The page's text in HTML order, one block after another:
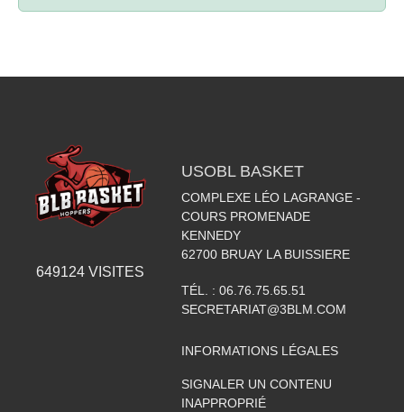
649124 VISITES
USOBL BASKET
COMPLEXE LÉO LAGRANGE -
COURS PROMENADE
KENNEDY
62700 BRUAY LA BUISSIERE
TÉL. : 06.76.75.65.51
SECRETARIAT@3BLM.COM
INFORMATIONS LÉGALES
SIGNALER UN CONTENU
INAPPROPRIÉ